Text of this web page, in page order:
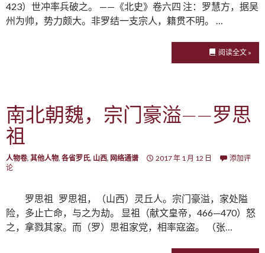
423）世冲率兵破之。 ——《北史》卷六四 注：罗慧方，据吴
州为帅，势力颇大。非罗结一支宗人，籍贯不明。 …
阅读全文 »
南北朝魏，宗门豪溢——罗思
祖
人物卷, 其他人物, 各省罗氏, 山西, 网络通谱 2017 年 1 月 12 日
添加评
论
罗思祖 罗思祖，（山西）灵丘人。宗门豪溢，家处隘
险，多止亡命，与之为劫。 显祖（献文皇帝，466—470）怒
之，拿戮其家。而（罗）思祖家党，相率寇盗。 （张…